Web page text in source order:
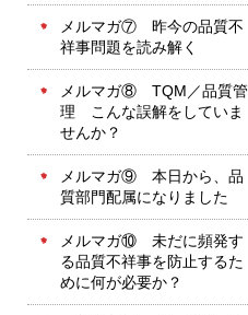
メルマガ⑦ 昨今の品質不
祥事問題を読み解く
メルマガ⑧ TQM／品質管
理 こんな誤解をしていま
せんか？
メルマガ⑨ 本日から、品
質部門配属になりました
メルマガ⑩ 未だに頻発す
る品質不祥事を防止するた
めに何が必要か？